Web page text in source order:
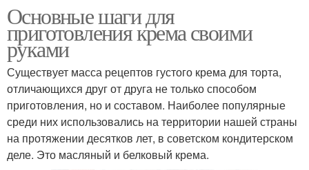
Основные шаги для
приготовления крема своими
руками
Существует масса рецептов густого крема для торта,
отличающихся друг от друга не только способом
приготовления, но и составом. Наиболее популярные
среди них использовались на территории нашей страны
на протяжении десятков лет, в советском кондитерском
деле. Это масляный и белковый крема.